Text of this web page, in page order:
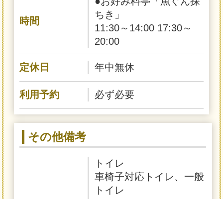
時間
ちき」
11:30～14:00 17:30～
20:00
定休日 年中無休
利用予約 必ず必要
その他備考
トイレ
車椅子対応トイレ、一般
トイレ